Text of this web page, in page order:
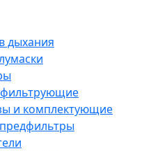
дыхания
и комплектующие